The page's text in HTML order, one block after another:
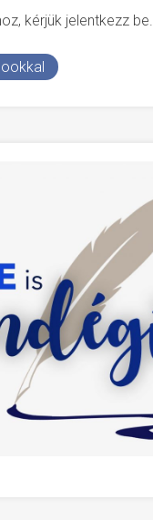
kérjük jelentkezz be.